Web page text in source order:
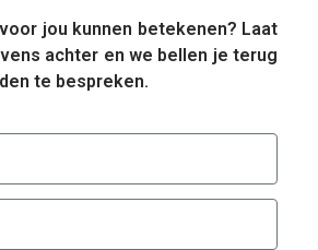
jou kunnen betekenen? Laat
achter en we bellen je terug
te bespreken.